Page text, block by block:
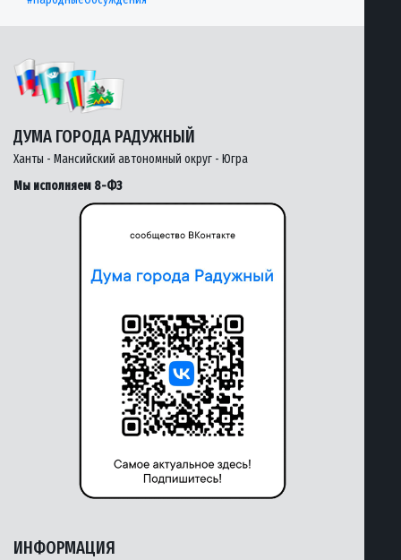
ДУМА ГОРОДА РАДУЖНЫЙ
Ханты - Мансийский автономный округ - Югра
Мы исполняем 8-ФЗ
ИНФОРМАЦИЯ